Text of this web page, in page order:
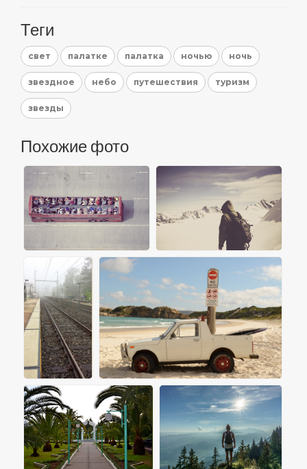
Теги
свет палатке палатка ночью ночь
звездное небо путешествия туризм
звезды
Похожие фото